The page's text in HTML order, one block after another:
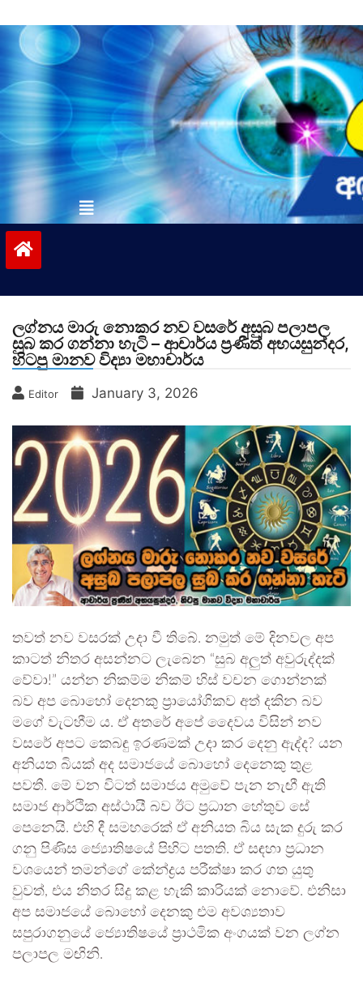
to
contentvinivida.lk
ලග්නය මාරු නොකර නව වසරේ අසුබ පලාපල
සුබ කර ගන්නා හැටි – ආචාර්ය ප්‍රණීත් අභයසුන්දර,
හිටපු මානව විද්‍යා මහාචාර්ය
Editor January 3, 2026
තවත් නව වසරක් උදා වී තිබේ. නමුත් මේ දිනවල අප
කාටත් නිතර අසන්නට ලැබෙන “සුබ අලුත් අවුරුද්දක්
වේවා!” යන්න නිකම්ම නිකම් හිස් වචන ගොන්නක්
බව අප බොහෝ දෙනකු ප්‍රායෝගිකව අත් දකින බව
මගේ වැටහීම ය. ඒ අතරේ අපේ දෛවය විසින් නව
වසරේ අපට කෙබඳු ඉරණමක් උදා කර දෙනු ඇද්ද? යන
අනියත බියක් අද සමාජයේ බොහෝ දෙනෙකු තුළ
පවතී. මේ වන විටත් සමාජය අමු‍වේ පැන නැඟී ඇති
සමාජ ආර්ථික අස්ථායී බව ඊට ප්‍රධාන හේතුව සේ
පෙනෙයි. එහි දී සමහරෙක් ඒ අනියත බිය සැක දුරු කර
ගනු පිණිස ජ්‍යොතිෂයේ පිහිට පතති. ඒ සඳහා ප්‍රධාන
වශයෙන් තමන්ගේ කේන්ද්‍රය පරීක්ෂා කර ගත යුතු
වුවත්, එය නිතර සිදු කළ හැකි කාරියක් නොවේ. එනිසා
අප සමාජයේ බොහෝ දෙනකු එම අවශ්‍යතාව
සපුරාගනුයේ ජ්‍යොතිෂයේ ප්‍රාථමික අංගයක් වන ලග්න
පලාපල මඟිනි.